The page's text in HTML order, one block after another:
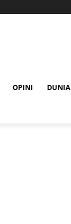
OPINI DUNIA